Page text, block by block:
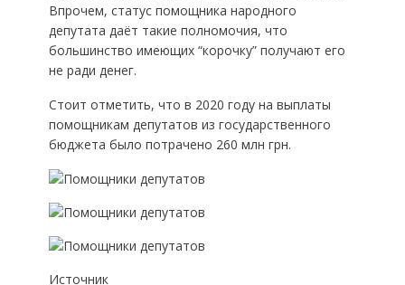
Впрочем, статус помощника народного
депутата даёт такие полномочия, что
большинство имеющих “корочку” получают его
не ради денег.
Стоит отметить, что в 2020 году на выплаты
помощникам депутатов из государственного
бюджета было потрачено 260 млн грн.
Источник